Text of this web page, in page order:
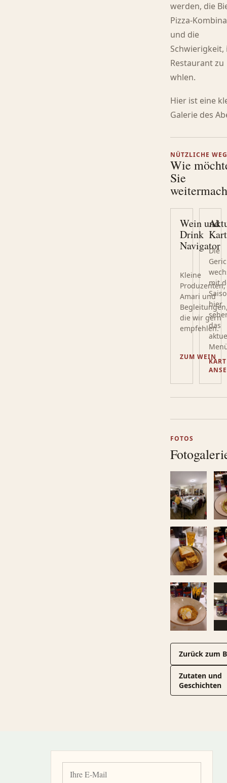
werden, die
Pizza-
und die
Schwierigkeit,
Restaurant zu
whlen.
Hier ist eine
Galerie des
NÜTZLICHE
Wie
Sie
Wein und
Drink
Navigator
Kleine
Produzenten,
Amari und
die wir gern
empfehlen.
ZUM WEIN
Die
mit
hier
das
FOTOS
Zurück zum
Zutaten und
Geschichten